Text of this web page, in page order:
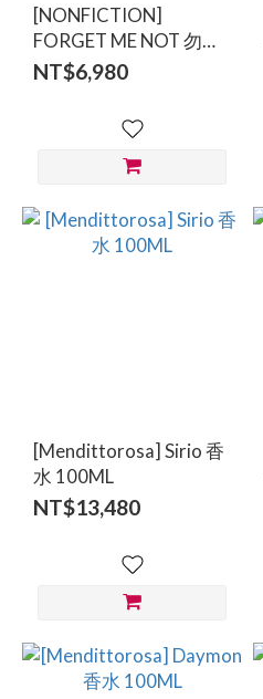
[NONFICTION]
FORGET ME NOT 勿忘
我 EDP香水 100ml
NT$6,980
[Mendittorosa] Sirio 香
水 100ML
NT$13,480